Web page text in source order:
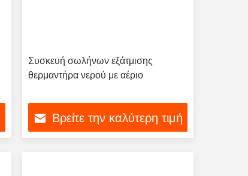
Συσκευή σωλήνων εξάτμισης
θερμαντήρα νερού με αέριο
Βρείτε την καλύτερη τιμή